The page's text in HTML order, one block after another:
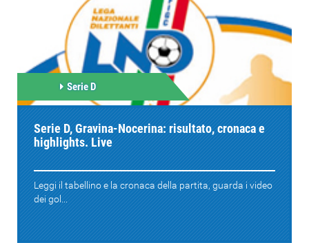
Serie D
Serie D, Gravina-Nocerina: risultato, cronaca e
highlights. Live
Leggi il tabellino e la cronaca della partita, guarda i video
dei gol...